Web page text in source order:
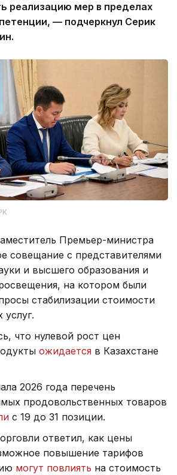
реализацию мер в пределах
— подчеркнул Серик
Премьер-министра
совещание с представителями
и высшего образования и
на котором были
стабилизации стоимости
услуг.
что нулевой рост цен
ожидается в Казахстане
2026 года перечень
продовольственных товаров
с 19 до 31 позиции.
ответил, как цены
повышение тарифов
могут повлиять на стоимость